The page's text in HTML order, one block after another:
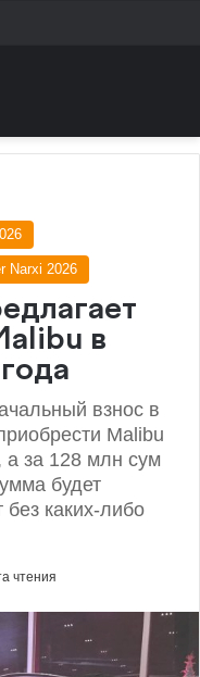
Narxi 2026
в
взнос в
Malibu
за 128 млн сум
будет
без каких-либо
чтения